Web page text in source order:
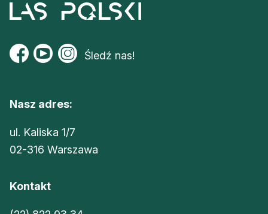
Śledź nas!
Nasz adres:
ul. Kaliska 1/7
02-316 Warszawa
Kontakt